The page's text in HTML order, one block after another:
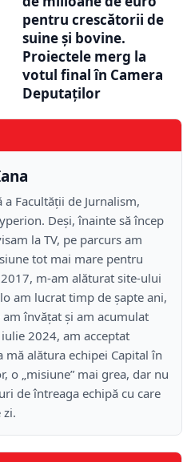
pentru crescătorii de
suine și bovine.
Proiectele merg la
votul final în Camera
Deputaților
a Facultății de Jurnalism,
Deși, înainte să încep
la TV, pe parcurs am
tot mai mare pentru
m-am alăturat site-ului
am lucrat timp de șapte ani,
învățat și am acumulat
2024, am acceptat
mă alătura echipei Capital în
o „misiune” mai grea, dar nu
de întreaga echipă cu care
zi.